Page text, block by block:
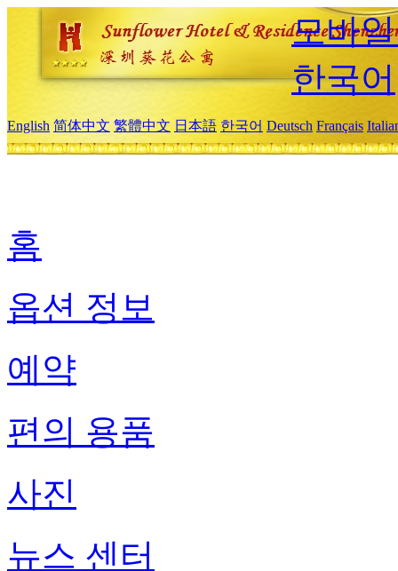
모바
한국어
English 简体中文 繁體中文 日本語 한국어 Deutsch Français
홈
옵션 정보
예약
편의 용품
사진
뉴스 센터